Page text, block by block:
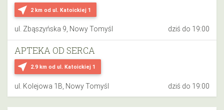
near_me 2 km od ul. Katoickiej 1
ul. Zbąszyńska 9, Nowy Tomyśl dziś do 19:00
near_me 2.9 km od ul. Katoickiej 1
APTEKA OD SERCA
ul. Kolejowa 1B, Nowy Tomyśl dziś do 19:00